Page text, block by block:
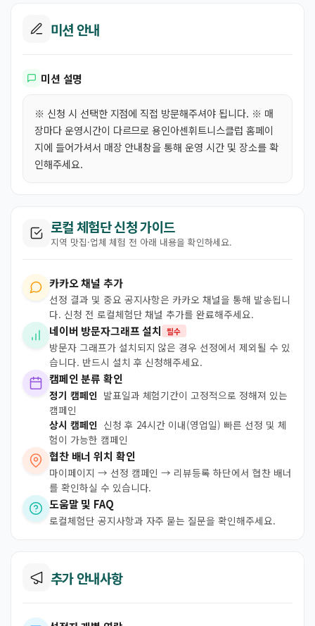
미션 안내
미션 설명
※ 신청 시 선택한 지점에 직접 방문해주셔야 됩니다. ※ 매
장마다 운영시간이 다르므로 용인아센휘트니스클럽 홈페이
지에 들어가셔서 매장 안내창을 통해 운영 시간 및 장소를 확
인해주세요.
로컬 체험단 신청 가이드
지역 맛집·업체 체험 전 아래 내용을 확인하세요.
카카오 채널 추가
선정 결과 및 중요 공지사항은 카카오 채널을 통해 발송됩니
다. 신청 전 로컬체험단 채널 추가를 완료해주세요.
네이버 방문자그래프 설치 필수
방문자 그래프가 설치되지 않은 경우 선정에서 제외될 수 있
습니다. 반드시 설치 후 신청해주세요.
캠페인 분류 확인
정기 캠페인 발표일과 체험기간이 고정적으로 정해져 있는
캠페인
상시 캠페인 신청 후 24시간 이내(영업일) 빠른 선정 및 체
험이 가능한 캠페인
협찬 배너 위치 확인
마이페이지 → 선정 캠페인 → 리뷰등록 하단에서 협찬 배너
를 확인하실 수 있습니다.
도움말 및 FAQ
로컬체험단 공지사항과 자주 묻는 질문을 확인해주세요.
추가 안내사항